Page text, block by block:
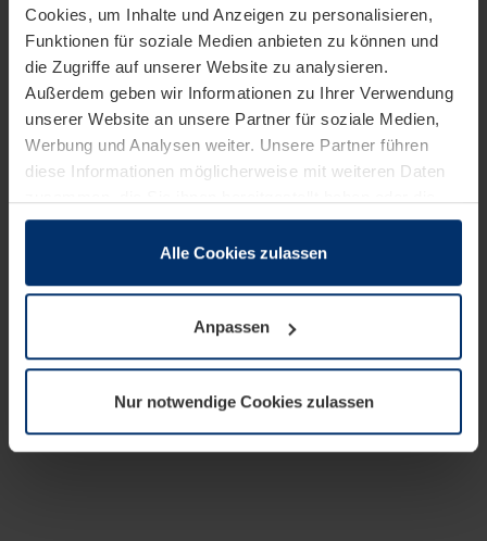
Cookies, um Inhalte und Anzeigen zu personalisieren,
Funktionen für soziale Medien anbieten zu können und
die Zugriffe auf unserer Website zu analysieren.
Außerdem geben wir Informationen zu Ihrer Verwendung
unserer Website an unsere Partner für soziale Medien,
Werbung und Analysen weiter. Unsere Partner führen
diese Informationen möglicherweise mit weiteren Daten
sie im Rahmen Ihrer Nutzung der Dienste gesammelt
wenn diese für den Betrieb dieser Seite unbedingt
notwendig sind. Für alle anderen Cookie-Typen benötigen
wir Ihre Erlaubnis. Ihre Einwilligung können Sie jederzeit
Datenschutzerklärungunserer Website ändern oder
widerrufen.
Alle Cookies zulassen
Anpassen
Nur notwendige Cookies zulassen